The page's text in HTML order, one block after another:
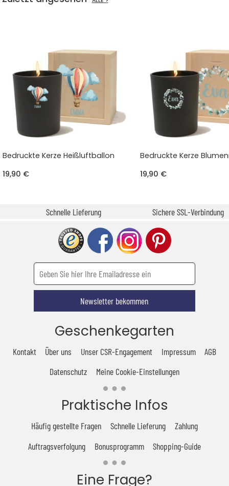
Bedruckte Kerze Heißluftballon
19,90 €
Bedruckte Kerze
19,90 €
Schnelle Lieferung Sichere SSL-Verbindung
Newsletter bekommen
Geschenkegarten
Kontakt Über uns Unser CSR-Engagement Impressum
AGB
Datenschutz
Meine Cookie-Einstellungen
Praktische Infos
Häufig gestellte Fragen Schnelle Lieferung
Zahlung
Auftragsverfolgung
Bonusprogramm Shopping-Guide
Eine Frage?